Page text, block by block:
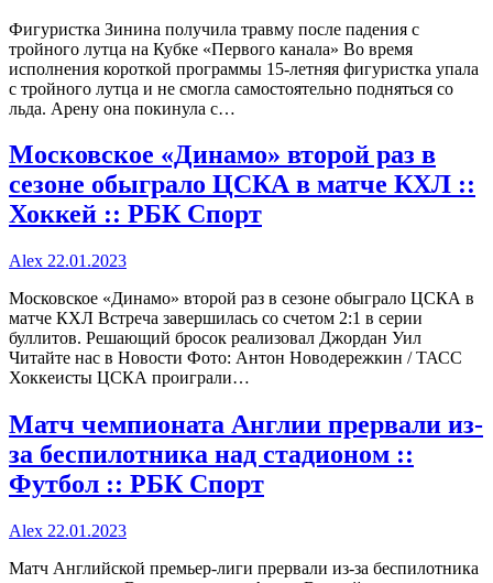
Фигуристка Зинина получила травму после падения с
тройного лутца на Кубке «Первого канала» Во время
исполнения короткой программы 15-летняя фигуристка упала
с тройного лутца и не смогла самостоятельно подняться со
льда. Арену она покинула с…
Московское «Динамо» второй раз в
сезоне обыграло ЦСКА в матче КХЛ ::
Хоккей :: РБК Спорт
Alex 22.01.2023
Московское «Динамо» второй раз в сезоне обыграло ЦСКА в
матче КХЛ Встреча завершилась со счетом 2:1 в серии
буллитов. Решающий бросок реализовал Джордан Уил
Читайте нас в Новости Фото: Антон Новодережкин / ТАСС
Хоккеисты ЦСКА проиграли…
Матч чемпионата Англии прервали из-
за беспилотника над стадионом ::
Футбол :: РБК Спорт
Alex 22.01.2023
Матч Английской премьер-лиги прервали из-за беспилотника